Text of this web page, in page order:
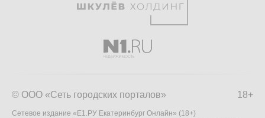
18+
© ООО «Сеть городских порталов»
Сетевое издание «Е1.РУ Екатеринбург Онлайн» (18+)